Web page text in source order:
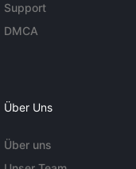
Support
DMCA
Über Uns
Über uns